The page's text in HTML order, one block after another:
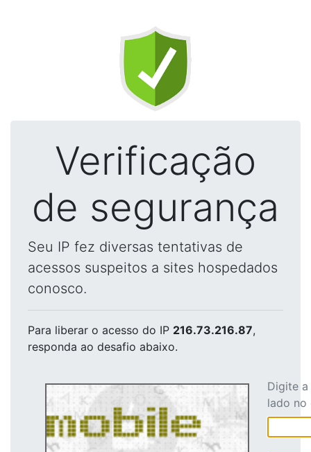
Verificação
de segurança
Seu IP fez diversas tentativas de
acessos suspeitos a sites hospedados
conosco.
Para liberar o acesso do IP 216.73.216.87,
responda ao desafio abaixo.
Digite
lado no